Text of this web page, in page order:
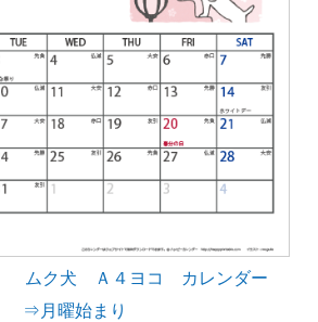
】 ムク犬 Ａ４ヨコ カレンダー
⇒月曜始まり